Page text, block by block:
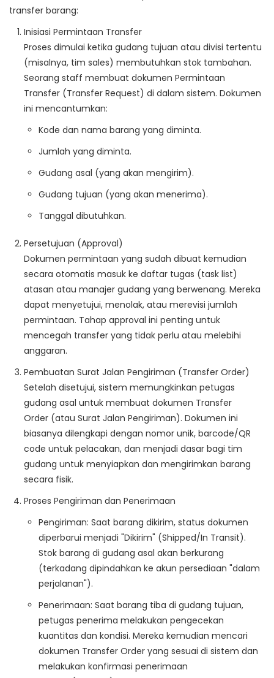
transfer barang:
Inisiasi Permintaan Transfer
Proses dimulai ketika gudang tujuan atau divisi tertentu
(misalnya, tim sales) membutuhkan stok tambahan.
Seorang staff membuat dokumen Permintaan
Transfer (Transfer Request) di dalam sistem. Dokumen
ini mencantumkan:
Kode dan nama barang yang diminta.
Jumlah yang diminta.
Gudang asal (yang akan mengirim).
Gudang tujuan (yang akan menerima).
Tanggal dibutuhkan.
Persetujuan (Approval)
Dokumen permintaan yang sudah dibuat kemudian
secara otomatis masuk ke daftar tugas (task list)
atasan atau manajer gudang yang berwenang. Mereka
dapat menyetujui, menolak, atau merevisi jumlah
permintaan. Tahap approval ini penting untuk
mencegah transfer yang tidak perlu atau melebihi
anggaran.
Pembuatan Surat Jalan Pengiriman (Transfer Order)
Setelah disetujui, sistem memungkinkan petugas
gudang asal untuk membuat dokumen Transfer
Order (atau Surat Jalan Pengiriman). Dokumen ini
biasanya dilengkapi dengan nomor unik, barcode/QR
code untuk pelacakan, dan menjadi dasar bagi tim
gudang untuk menyiapkan dan mengirimkan barang
secara fisik.
Proses Pengiriman dan Penerimaan
Pengiriman: Saat barang dikirim, status dokumen
diperbarui menjadi "Dikirim" (Shipped/In Transit).
Stok barang di gudang asal akan berkurang
(terkadang dipindahkan ke akun persediaan "dalam
perjalanan").
Penerimaan: Saat barang tiba di gudang tujuan,
petugas penerima melakukan pengecekan
kuantitas dan kondisi. Mereka kemudian mencari
dokumen Transfer Order yang sesuai di sistem dan
melakukan konfirmasi penerimaan